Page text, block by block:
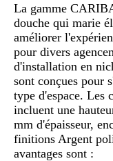
La gamme
douche qui marie
améliorer
pour divers
d'installation en
sont conçues pour
type d'espace. Les
incluent une
mm d'épaisseur,
finitions Argent
avantages sont :